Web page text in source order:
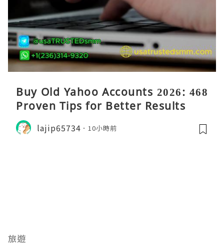
Buy Old Yahoo Accounts 2026: 468
Proven Tips for Better Results
lajip65734 10小時前
旅遊